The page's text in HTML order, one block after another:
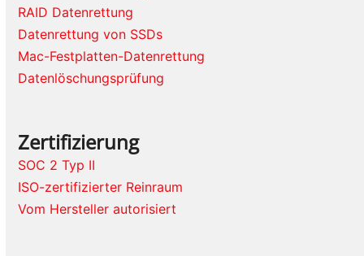
RAID Datenrettung
Datenrettung von SSDs
Mac-Festplatten-Datenrettung
Datenlöschungsprüfung
Zertifizierung
SOC 2 Typ II
ISO-zertifizierter Reinraum
Vom Hersteller autorisiert